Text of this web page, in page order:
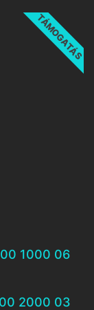
TÁMOGATÁS
1000 06
2000 03